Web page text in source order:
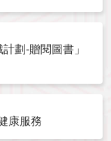
劃-贈閱圖書」
康服務